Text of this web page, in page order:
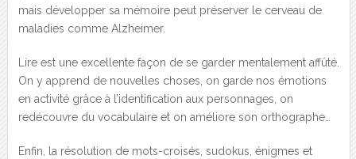
mais développer sa mémoire peut préserver le cerveau de
maladies comme Alzheimer.
Lire est une excellente façon de se garder mentalement affûté.
On y apprend de nouvelles choses, on garde nos émotions
en activité grâce à l’identification aux personnages, on
redécouvre du vocabulaire et on améliore son orthographe…
Enfin, la résolution de mots-croisés, sudokus, énigmes et